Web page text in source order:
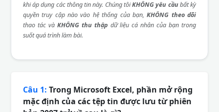
khi áp dụng các thông tin này. Chúng tôiKHÔNG yêu cầubất kỳ
quyền truy cập nào vào hệ thống của bạn,KHÔNG theo dõi
thao tác và KHÔNG thu thập dữ liệu cá nhân của bạn trong
suốt quá trình làm bài.
Câu 1: Trong Microsoft Excel, phần mở rộng
mặc định của các tệp tin được lưu từ phiên